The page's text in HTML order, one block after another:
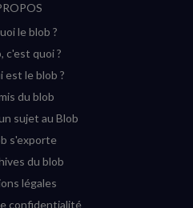
sur
Facebook
(nouvelle
le blob ?
c'est quoi ?
est le blob ?
du blob
sujet au Blob
s'exporte
du blob
légales
confidentialité